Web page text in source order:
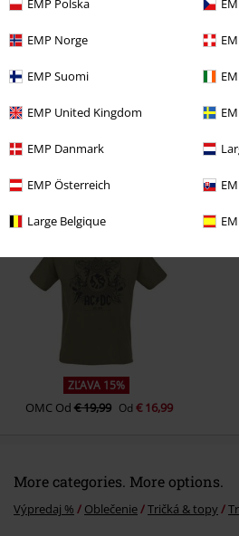
EMP Polska
EMP Norge
EMP Suomi
EMP United Kingdom
EMP Danmark
EMP Österreich
Large Belgique
ZĽAVA 15%
OMC Od€ 19,99 Od € 16,99
More categories. More options.
Výpredaj % Oblečenie Tričká & topy